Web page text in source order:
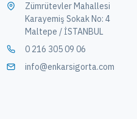
Zümrütevler Mahallesi
Karayemiş Sokak No: 4
Maltepe / İSTANBUL
0 216 305 09 06
info@enkarsigorta.com